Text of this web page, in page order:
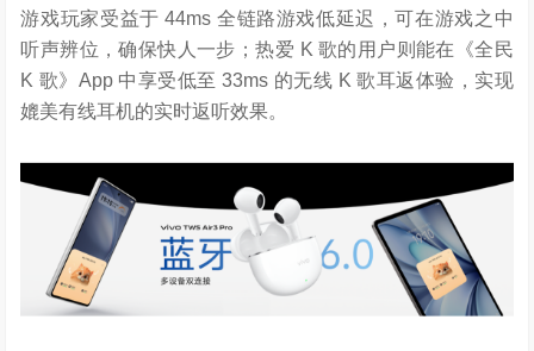
游戏玩家受益于 44ms 全链路游戏低延迟，可在游戏之中
听声辨位，确保快人一步；热爱 K 歌的用户则能在《全民
K 歌》App 中享受低至 33ms 的无线 K 歌耳返体验，实现
媲美有线耳机的实时返听效果。